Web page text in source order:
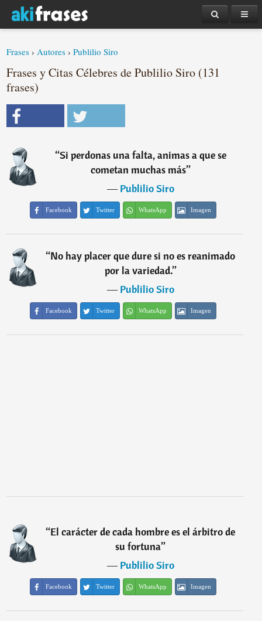
Frases ›Autores ›Publilio Siro
Frases y Citas Célebres de Publilio Siro (131
frases)
“Si perdonas una falta, animas a que se
cometan muchas más”
―Publilio Siro
Facebook Twitter WhatsApp Imagen
“No hay placer que dure si no es reanimado
por la variedad.”
―Publilio Siro
Facebook Twitter WhatsApp Imagen
“El carácter de cada hombre es el árbitro de
su fortuna”
―Publilio Siro
Facebook Twitter WhatsApp Imagen